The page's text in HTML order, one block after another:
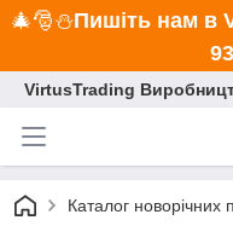
🎄🎅⛄Пишіть нам в
VirtusTrading
Каталог новорічних